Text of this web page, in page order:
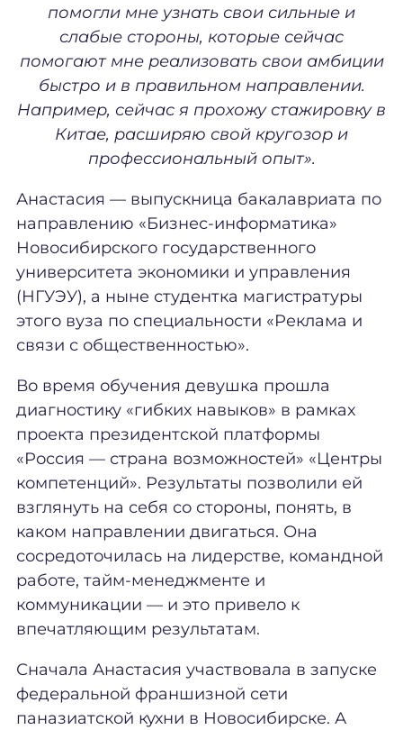
помогли мне узнать свои сильные и
слабые стороны, которые сейчас
помогают мне реализовать свои амбиции
быстро и в правильном направлении.
Например, сейчас я прохожу стажировку в
Китае, расширяю свой кругозор и
профессиональный опыт».
Анастасия — выпускница бакалавриата по
направлению «Бизнес-информатика»
Новосибирского государственного
университета экономики и управления
(НГУЭУ), а ныне студентка магистратуры
этого вуза по специальности «Реклама и
связи с общественностью».
Во время обучения девушка прошла
диагностику «гибких навыков» в рамках
проекта президентской платформы
«Россия — страна возможностей» «Центры
компетенций». Результаты позволили ей
взглянуть на себя со стороны, понять, в
каком направлении двигаться. Она
сосредоточилась на лидерстве, командной
работе, тайм-менеджменте и
коммуникации — и это привело к
впечатляющим результатам.
Сначала Анастасия участвовала в запуске
федеральной франшизной сети
паназиатской кухни в Новосибирске. А